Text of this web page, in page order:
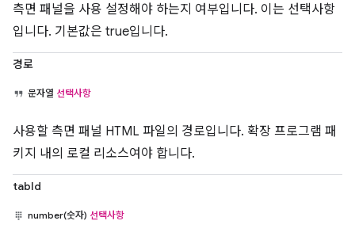
측면 패널을 사용 설정해야 하는지 여부입니다. 이는 선택사항
입니다. 기본값은 true입니다.
경로
문자열 선택사항
사용할 측면 패널 HTML 파일의 경로입니다. 확장 프로그램 패
키지 내의 로컬 리소스여야 합니다.
tabId
number(숫자) 선택사항